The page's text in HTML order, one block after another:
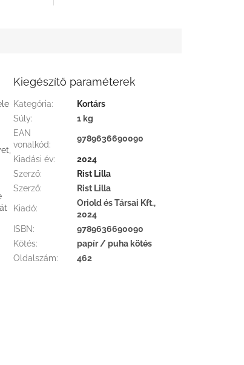
Kiegészítő paraméterek
Kategória:
Kortárs
Súly:
1 kg
EAN
vonalkód:
9789636690090
Kiadási év:
2024
Szerző:
Rist Lilla
Szerző: Rist Lilla
Kiadó:
Oriold és Társai Kft.,
2024
ISBN:
9789636690090
Kötés:
papír / puha kötés
Oldalszám: 462